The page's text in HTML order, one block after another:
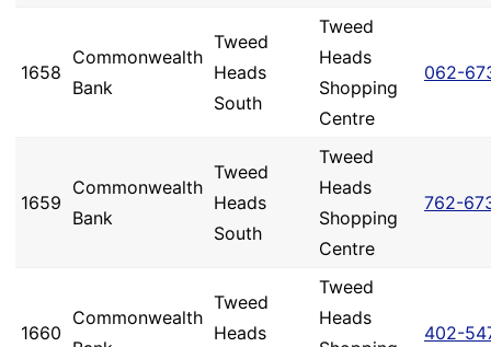
1658
Commonwealth
Bank
Tweed
Heads
South
Tweed
Heads
Shopping
Centre
062-
1659
Commonwealth
Bank
Tweed
Heads
South
Tweed
Heads
Shopping
Centre
762-
1660
Commonwealth
Tweed
Heads
Tweed
Heads
402-